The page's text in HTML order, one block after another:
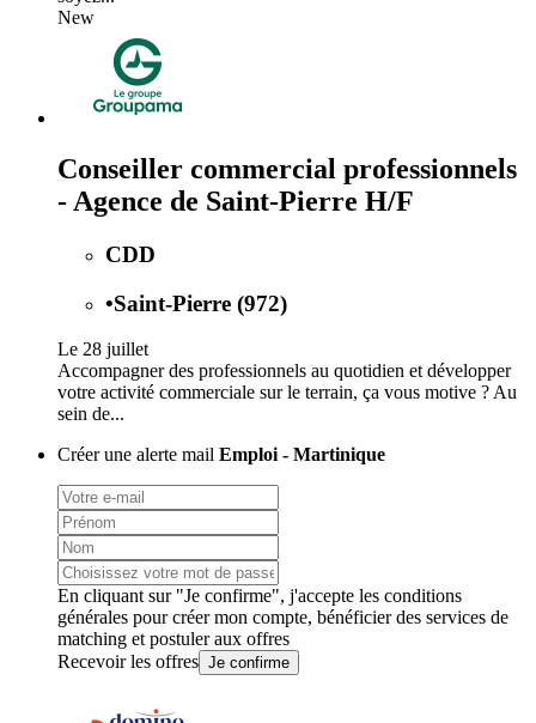
New
Conseiller commercial professionnels
- Agence de Saint-Pierre H/F
CDD
•Saint-Pierre (972)
Le 28 juillet
Accompagner des professionnels au quotidien et développer
votre activité commerciale sur le terrain, ça vous motive ? Au
sein de...
Créer une alerte mail Emploi - Martinique
En cliquant sur "Je confirme", j'accepte les conditions
générales pour créer mon compte, bénéficier des services de
matching et postuler aux offres
Recevoir les offres Je confirme